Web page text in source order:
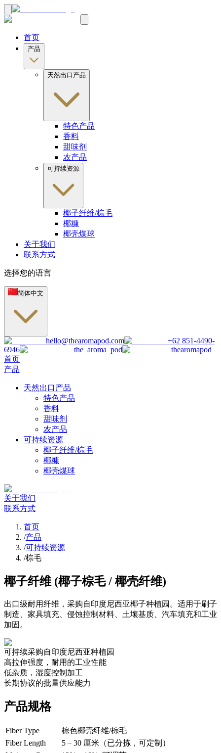
首页
产品
天然出口产品
特色产品
香料
甜味剂
农产品
可持续资源
椰子纤维/棕毛
椰糠
椰壳煤球
关于我们
联系方式
选择您的语言
简体中文
hello@thearomapod.com
+62 851-4490-
6946
the_aroma_pod
thearomapod
首页
产品
天然出口产品
特色产品
香料
甜味剂
农产品
可持续资源
椰子纤维/棕毛
椰糠
椰壳煤球
关于我们
联系方式
首页
/产品
/可持续资源
/棕毛
椰子纤维 (椰子棕毛 / 椰壳纤维)
出口级耐用纤维，采购自印度尼西亚椰子种植园。适用于刷子
制造、家具填充、侵蚀控制材料、土壤基质、汽车填充和工业
加固。
可持续采购自印度尼西亚种植园
高拉伸强度，耐用的工业性能
低杂质，湿度控制加工
长期协议的批量供应能力
产品规格
Fiber Type
棕色椰壳纤维/棕毛
Fiber Length
5 – 30 厘米（已分拣，可定制）